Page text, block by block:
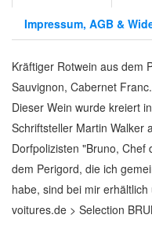
Impressum, AGB &
Kräftiger Rotwein aus dem
Sauvignon, Cabernet
Dieser Wein wurde kreiert
Schriftsteller Martin Walker
Dorfpolizisten "Bruno, Chef
dem Perigord, die ich
habe, sind bei mir
voitures.de > Selection